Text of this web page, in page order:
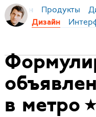
Бирман Продукты
Дизайн
в метро